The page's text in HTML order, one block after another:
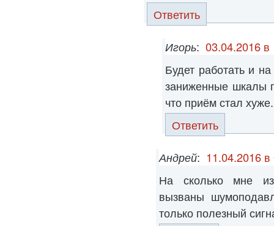
Ответить
Игорь: 03.04.2016 в
Будет работать и
заниженные шкалы
что приём стал хуже.
Ответить
Андрей: 11.04.2016 в
На сколько мне
вызваны
только полезный